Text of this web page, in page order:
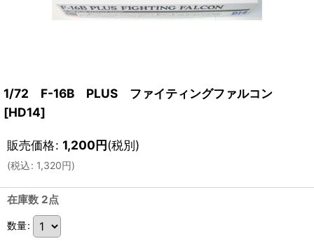
1/72 F-16B PLUS ファイティングファルコン
[HD14]
販売価格: 1,200円(税別)
(税込: 1,320円)
在庫数 2点
数量: